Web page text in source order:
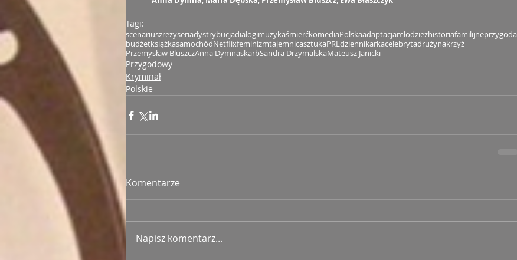
Tagi:
scenariuszreżyseriadystrybucjadialogimuzykaśmierćkomediaPolskaadaptacjamłodzieżhistoriafamilijneprzygoda
budżetksiążkasamochódNetflixfeminizmtajemnicasztukaPRLdziennikarkacelebrytadrużynakrzyż
Przemysław BluszczAnna DymnaskarbSandra DrzymalskaMateusz Janicki
Przygodowy
Kryminał
Polskie
Komentarze
Napisz komentarz...